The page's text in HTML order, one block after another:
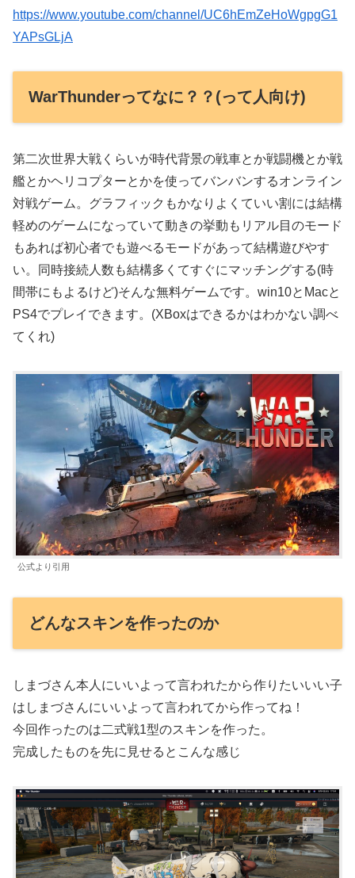
https://www.youtube.com/channel/UC6hEmZeHoWgpgG1
YAPsGLjA
WarThunderってなに？？(って人向け)
第二次世界大戦くらいが時代背景の戦車とか戦闘機とか戦
艦とかヘリコプターとかを使ってバンバンするオンライン
対戦ゲーム。グラフィックもかなりよくていい割には結構
軽めのゲームになっていて動きの挙動もリアル目のモード
もあれば初心者でも遊べるモードがあって結構遊びやす
い。同時接続人数も結構多くてすぐにマッチングする(時
間帯にもよるけど)そんな無料ゲームです。win10とMacと
PS4でプレイできます。(XBoxはできるかはわかない調べ
てくれ)
公式より引用
どんなスキンを作ったのか
しまづさん本人にいいよって言われたから作りたいいい子
はしまづさんにいいよって言われてから作ってね！
今回作ったのは二式戦1型のスキンを作った。
完成したものを先に見せるとこんな感じ